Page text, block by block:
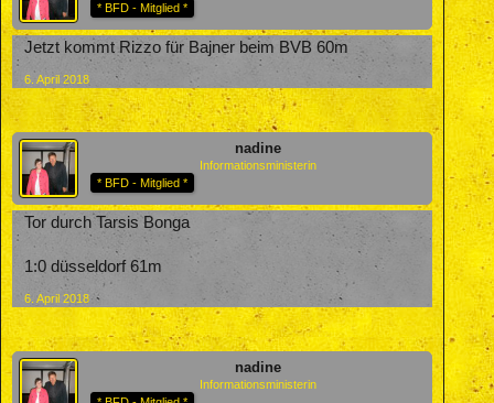
* BFD - Mitglied *
Jetzt kommt Rizzo für Bajner beim BVB 60m
6. April 2018
nadine
Informationsministerin
* BFD - Mitglied *
Tor durch Tarsis Bonga
1:0 düsseldorf 61m
6. April 2018
nadine
Informationsministerin